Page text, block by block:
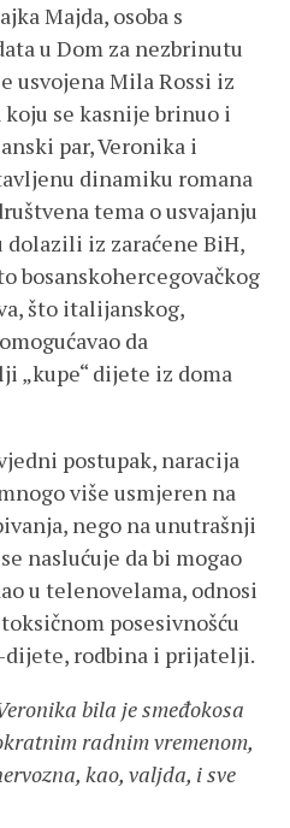
Majda, osoba s
u Dom za nezbrinutu
usvojena Mila Rossi iz
koju se kasnije brinuo i
par, Veronika i
dinamiku romana
tema o usvajanju
iz zaraćene BiH,
bosanskohercegovačkog
što italijanskog,
da
„kupe“ dijete iz doma
postupak, naracija
više usmjeren na
nego na unutrašnji
naslućuje da bi mogao
u telenovelama, odnosi
posesivnošću
dijete, rodbina i prijatelji.
bila je smeđokosa
radnim vremenom,
kao, valjda, i sve